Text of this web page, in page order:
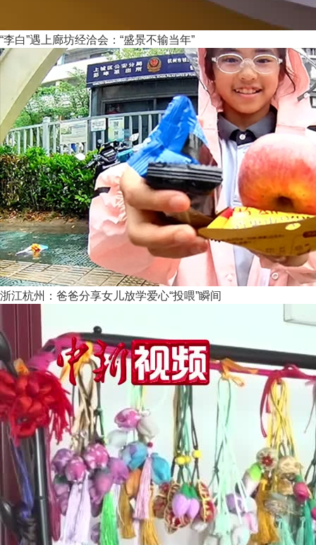
“李白”遇上廊坊经洽会：“盛景不输当年”
浙江杭州：爸爸分享女儿放学爱心“投喂”瞬间